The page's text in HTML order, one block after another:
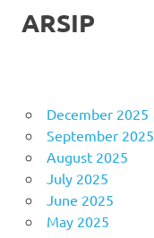
ARSIP
December 2025
September 2025
August 2025
July 2025
June 2025
May 2025